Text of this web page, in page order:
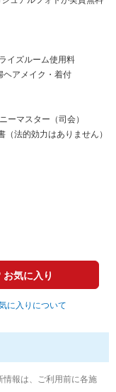
イズルーム使用料
ヘアメイク・着付
ーマスター（司会）
法的効力はありません）
お気に入り
に入りについて
報は、ご利用前に各施